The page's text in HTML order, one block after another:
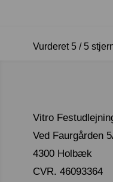
Vurderet 5 / 5
Vitro
Ved Faurgården
4300 Holbæk
CVR. 46093364